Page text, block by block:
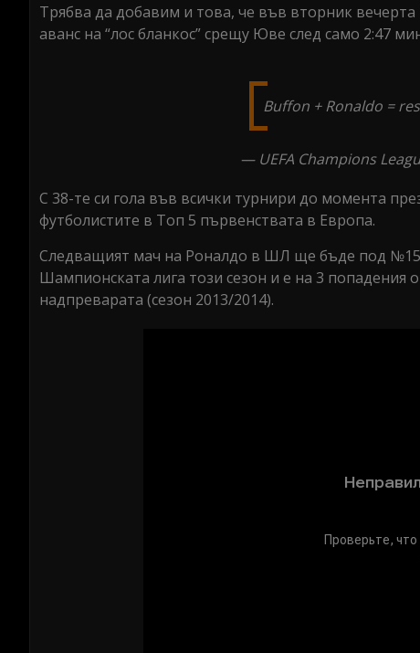
Трябва да добавим и това, че във вторник
аванс на “лос бланкос” срещу Юве след само 2:47
Buffon + Ronaldo =
— UEFA Champions
С 38-те си гола във всички турнири до момента
футболистите в Топ 5 първенствата в Европа.
Следващият мач на Роналдо в ШЛ ще бъде под
Шампионската лига този сезон и е на 3 попадения
надпреварата (сезон 2013/2014).